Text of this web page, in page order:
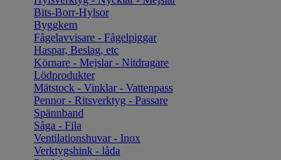
Bits-Borr-Hylsor
Byggkem
Fågelavvisare - Fågelpiggar
Haspar, Beslag, etc
Körnare - Mejslar - Nitdragare
Lödprodukter
Mätstock - Vinklar - Vattenpass
Pennor - Ritsverktyg - Passare
Spännband
Såga - Fila
Ventilationshuvar - Inox
Verktygshink - låda